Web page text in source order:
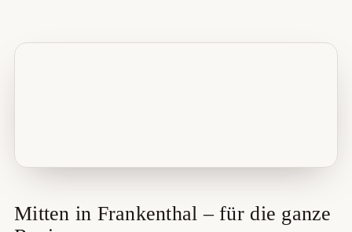
Mitten in Frankenthal – für die ganze